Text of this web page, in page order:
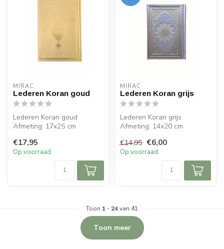
MIRAC
Lederen Koran goud
Lederen Koran goud
Afmeting: 17x25 cm
€17,95
Op voorraad
MIRAC
Lederen Koran grijs
Lederen Koran grijs
Afmeting: 14x20 cm
€14,95 €6,00
Op voorraad
Toon 1 - 24van 41
Toon meer